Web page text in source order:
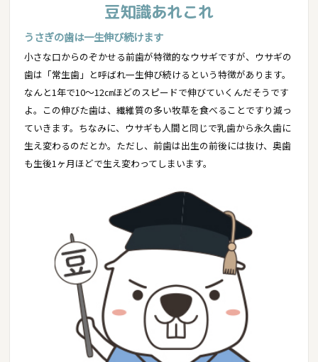
豆知識あれこれ
うさぎの歯は一生伸び続けます
小さな口からのぞかせる前歯が特徴的なウサギですが、ウサギの
歯は「常生歯」と呼ばれ一生伸び続けるという特徴があります。
なんと1年で10～12㎝ほどのスピードで伸びていくんだそうです
よ。この伸びた歯は、繊維質の多い牧草を食べることですり減っ
ていきます。ちなみに、ウサギも人間と同じで乳歯から永久歯に
生え変わるのだとか。ただし、前歯は出生の前後には抜け、奥歯
も生後1ヶ月ほどで生え変わってしまいます。